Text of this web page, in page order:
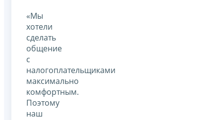
«Мы
хотели
сделать
общение
с
налогоплательщиками
максимально
комфортным.
Поэтому
наш